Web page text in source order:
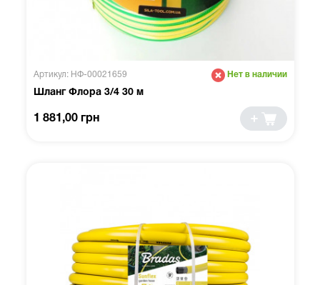
Артикул: НФ-00021659 Нет в наличии
Шланг Флора 3/4 30 м
1 881,00 грн